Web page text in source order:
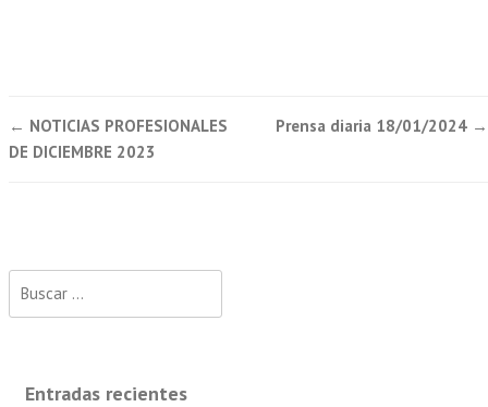
Post
navigation
← NOTICIAS PROFESIONALES
DE DICIEMBRE 2023
Prensa diaria 18/01/2024 →
Entradas recientes